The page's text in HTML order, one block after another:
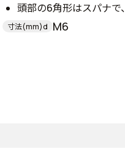
頭部の6角形はスパナで
寸法(mm)d M6